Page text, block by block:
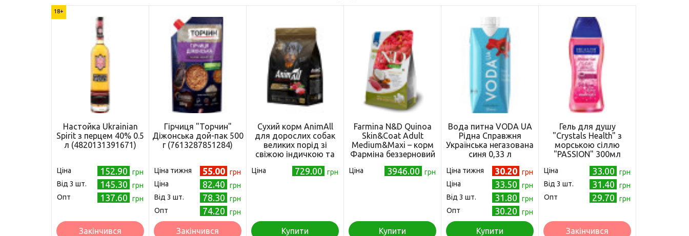
18+
Настойка Ukrainian
Spirit з перцем 40% 0.5
л (4820131391671)
Ціна 152.90
грн
Від 3 шт.
145.30
грн
Опт
137.60 грн
Закінчився
Гірчиця "Торчин"
Діжонська дой-пак 500
г (7613287851284)
Ціна тижня 55.00 грн
Ціна
82.40
грн
Від 3 шт.
78.30
грн
Опт
74.20 грн
Закінчився
Сухий корм AnimAll
для дорослих собак
великих порід зі
свіжою індичкою та
Ціна 729.00 грн
Купити
Farmina N&D Quinoa
Skin&Coat Adult
Medium&Maxi – корм
Фарміна беззерновий
середніх і великих
Ціна 3946.00 грн
Купити
Вода питна VODA UA
Рідна Справжня
Українська негазована
синя 0,33 л
Ціна тижня 30.20 грн
Ціна
33.50
грн
Від 3 шт.
31.80
грн
Опт
30.20 грн
Купити
Гель для душу
"Crystals Health" з
морською сіллю
"PASSION" 300мл
Ціна 33.00
грн
Від 3 шт.
31.40
грн
Опт
29.70 грн
Закінчився